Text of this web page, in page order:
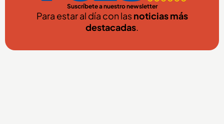
Suscríbete a nuestro newsletter
Para estar al día con lasnoticias más
destacadas.